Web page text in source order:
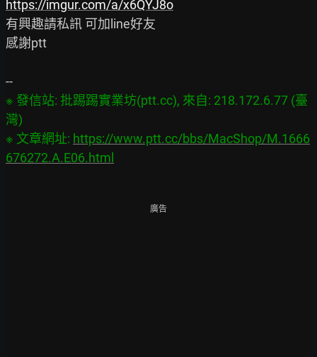
https://imgur.com/a/x6QYJ8o
有興趣請私訊 可加line好友
感謝ptt
※ 發信站: 批踢踢實業坊(ptt.cc), 來自: 218.172.6.77 (臺
灣)
※ 文章網址: https://www.ptt.cc/bbs/MacShop/M.1666
676272.A.E06.html
廣告